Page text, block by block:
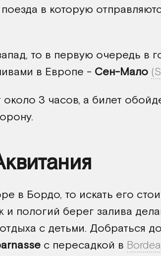
поезда в которую
то в первую очередь в
в Европе - Сен-Мало
3 часов, а билет
в Бордо, то искать его
и пологий берег залива
с детьми. Добраться
с пересадкой в